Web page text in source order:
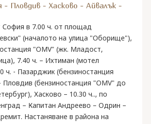
Пловдив - Хасково - Айвалък -
София в 7.00 ч. от площад
(началото на улица "Оборище"),
"OMV" (жк. Младост,
7.40 ч. – Ихтиман (мотел
ч. - Пазарджик (бензиностанция
Пловдив (бензиностанция "OMV" до
Хасково – 10.30 ч.., по
– Капитан Андреево – Одрин –
Настаняване в района на